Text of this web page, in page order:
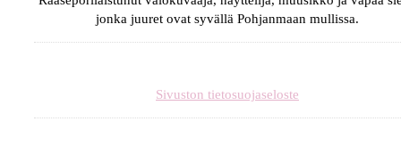
jonka juuret ovat syvällä Pohjanmaan mullissa.
Sivuston tietosuojaseloste